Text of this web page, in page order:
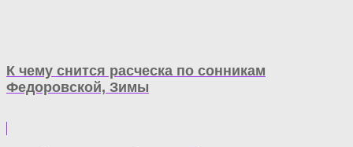
К чему снится расческа по сонникам
Федоровской, Зимы